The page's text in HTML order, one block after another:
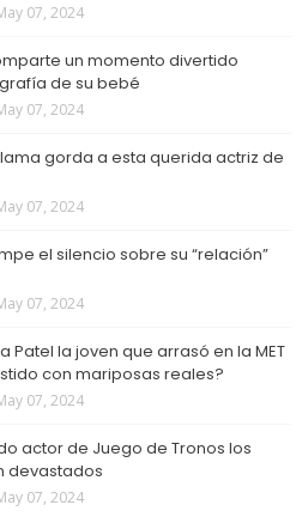
07, 2024
un momento divertido
de su bebé
07, 2024
gorda a esta querida actriz de
07, 2024
el silencio sobre su “relación”
07, 2024
Patel la joven que arrasó en la MET
con mariposas reales?
07, 2024
actor de Juego de Tronos los
devastados
07, 2024